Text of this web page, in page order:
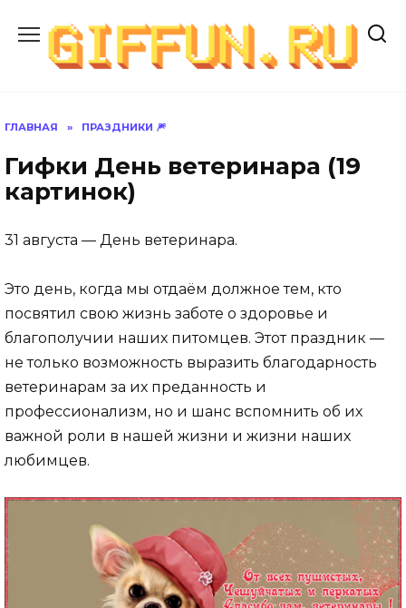
содержанию
ГЛАВНАЯ » ПРАЗДНИКИ 🎆
Гифки День ветеринара (19
картинок)
31 августа — День ветеринара.
Это день, когда мы отдаём должное тем, кто
посвятил свою жизнь заботе о здоровье и
благополучии наших питомцев. Этот праздник —
не только возможность выразить благодарность
ветеринарам за их преданность и
профессионализм, но и шанс вспомнить об их
важной роли в нашей жизни и жизни наших
любимцев.